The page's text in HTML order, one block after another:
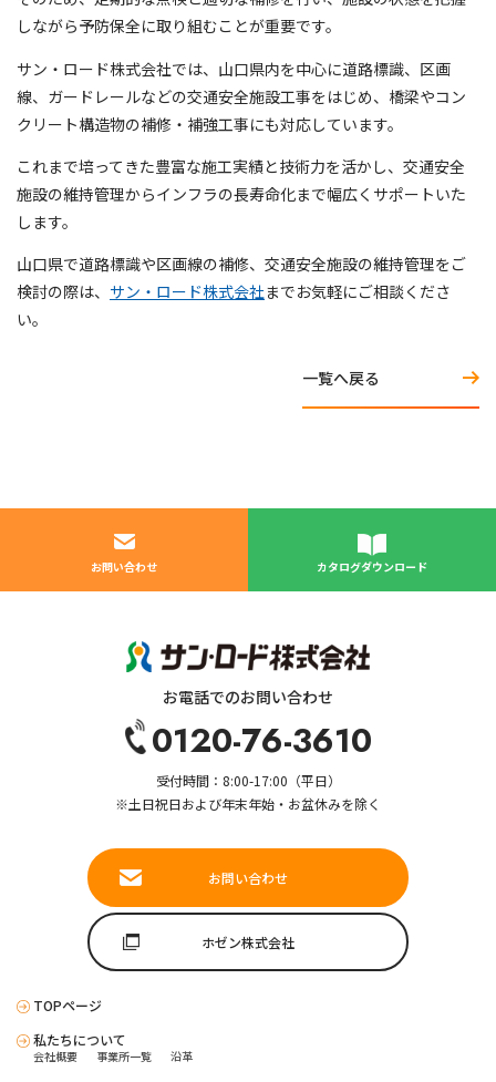
しながら予防保全に取り組むことが重要です。
サン・ロード株式会社では、山口県内を中心に道路標識、区画
線、ガードレールなどの交通安全施設工事をはじめ、橋梁やコン
クリート構造物の補修・補強工事にも対応しています。
これまで培ってきた豊富な施工実績と技術力を活かし、交通安全
施設の維持管理からインフラの長寿命化まで幅広くサポートいた
します。
山口県で道路標識や区画線の補修、交通安全施設の維持管理をご
検討の際は、 サン・ロード株式会社までお気軽にご相談くださ
い。
一覧へ戻る
お問い合わせ カタログダウンロード
お電話でのお問い合わせ
0120-76-3610
受付時間：8:00-17:00（平日）
※土日祝日および年末年始・お盆休みを除く
お問い合わせ
ホゼン株式会社
TOPページ
私たちについて
会社概要 事業所一覧 沿革